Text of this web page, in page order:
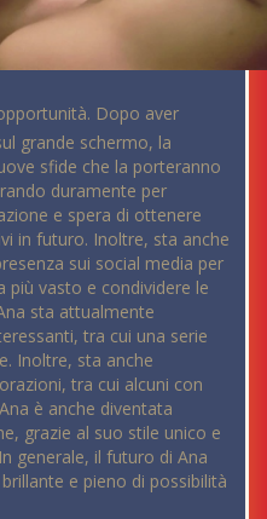
Dopo aver
grande schermo, la
sfide che la porteranno
duramente per
e spera di ottenere
in futuro. Inoltre, sta anche
sui social media per
più vasto e condividere le
sta attualmente
tra cui una serie
Inoltre, sta anche
tra cui alcuni con
è anche diventata
grazie al suo stile unico e
generale, il futuro di Ana
e pieno di possibilità